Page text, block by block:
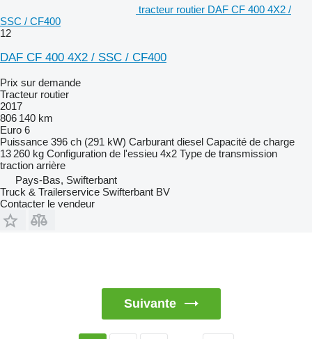
tracteur routier DAF CF 400 4X2 /
SSC / CF400
12
DAF CF 400 4X2 / SSC / CF400
Prix sur demande
Tracteur routier
2017
806 140 km
Euro 6
Puissance 396 ch (291 kW) Carburant diesel Capacité de charge
13 260 kg Configuration de l'essieu 4x2 Type de transmission
traction arrière
Pays-Bas, Swifterbant
Truck & Trailerservice Swifterbant BV
Contacter le vendeur
Suivante